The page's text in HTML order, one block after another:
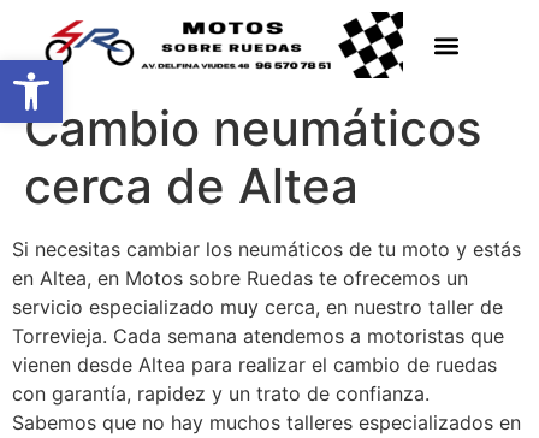
Abrir barra de herramientas
Cambio neumáticos
cerca de Altea
Si necesitas cambiar los neumáticos de tu moto y estás
en Altea, en Motos sobre Ruedas te ofrecemos un
servicio especializado muy cerca, en nuestro taller de
Torrevieja. Cada semana atendemos a motoristas que
vienen desde Altea para realizar el cambio de ruedas
con garantía, rapidez y un trato de confianza.
Sabemos que no hay muchos talleres especializados en